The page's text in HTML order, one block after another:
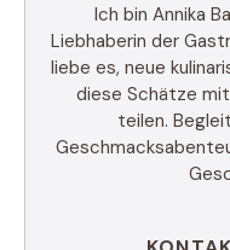
Ich bin Annika
Liebhaberin der
liebe es, neue
diese Schätze
teilen.